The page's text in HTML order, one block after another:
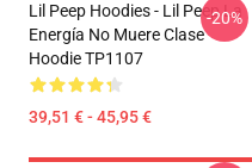
Lil Peep Hoodies - Lil Peep La
Energía No Muere Clase
Hoodie TP1107
39,51 € - 45,95 €
-20%